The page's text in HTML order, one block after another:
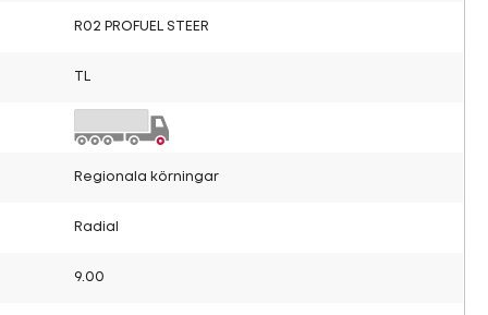
R02 PROFUEL STEER
Regionala körningar
Radial
9.00